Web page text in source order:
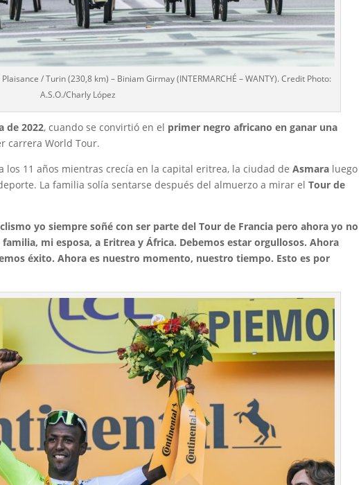
/ Turin (230,8 km) – Biniam Girmay (INTERMARCHÉ – WANTY). Credit Photo:
A.S.O./Charly López
de 2022, cuando se convirtió en el primer negro africano en ganar una
carrera World Tour.
los 11 años mientras crecía en la capital eritrea, la ciudad deAsmara luego
La familia solía sentarse después del almuerzo a mirar elTour de
yo siempre soñé con ser parte del Tour de Francia pero ahora yo no
mi esposa, a Eritrea y África. Debemos estar orgullosos. Ahora
éxito. Ahora es nuestro momento, nuestro tiempo. Esto es por